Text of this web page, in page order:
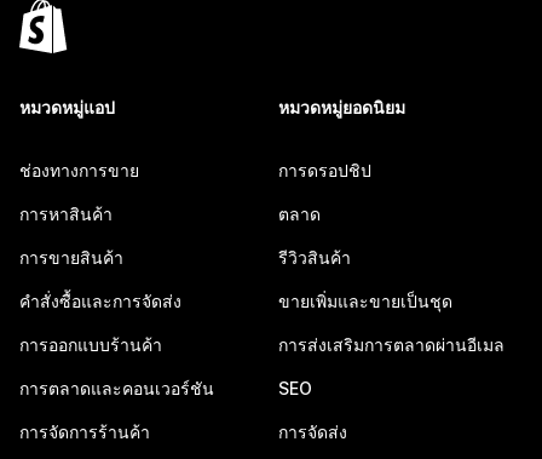
หมวดหมู่แอป
ช่องทางการขาย
การหาสินค้า
การขายสินค้า
คำสั่งซื้อและการจัดส่ง
การออกแบบร้านค้า
การตลาดและคอนเวอร์ชัน
การจัดการร้านค้า
หมวดหมู่ยอดนิยม
การดรอปชิป
ตลาด
รีวิวสินค้า
ขายเพิ่มและขายเป็นชุด
การส่งเสริมการตลาดผ่านอีเมล
SEO
การจัดส่ง